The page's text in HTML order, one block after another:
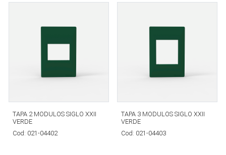
TAPA 2 MODULOS SIGLO XXII
VERDE
Cod: 021-04402
TAPA 3 MODULOS SIGLO XXII
VERDE
Cod: 021-04403